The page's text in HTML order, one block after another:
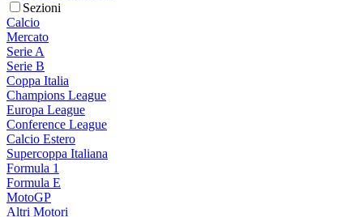
Sezioni
Calcio
Mercato
Serie A
Serie B
Coppa Italia
Champions League
Europa League
Conference League
Calcio Estero
Supercoppa Italiana
Formula 1
Formula E
MotoGP
Altri Motori